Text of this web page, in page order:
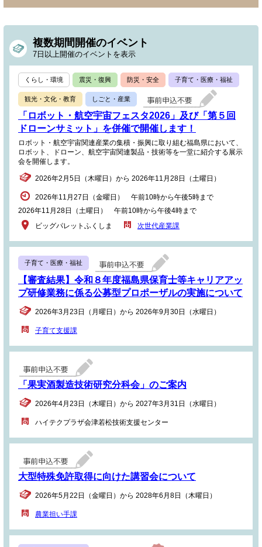
複数期間開催のイベント
7日以上開催のイベントを表示
くらし・環境 震災・復興 防災・安全 子育て・医療・福祉
観光・文化・教育 しごと・産業
「ロボット・航空宇宙フェスタ2026」及び「第５回
ドローンサミット」を併催で開催します！
ロボット・航空宇宙関連産業の集積・振興に取り組む福島県において、
ロボット、ドローン、航空宇宙関連製品・技術等を一堂に紹介する展示
会を開催します。
2026年2月5日（木曜日）から 2026年11月28日（土曜日）
2026年11月27日（金曜日） 午前10時から午後5時まで
2026年11月28日（土曜日） 午前10時から午後4時まで
ビッグパレットふくしま
次世代産業課
子育て・医療・福祉
【審査結果】令和８年度福島県保育士等キャリアアッ
プ研修業務に係る公募型プロポーザルの実施について
2026年3月23日（月曜日）から 2026年9月30日（水曜日）
子育て支援課
「果実酒製造技術研究分科会」のご案内
2026年4月23日（木曜日）から 2027年3月31日（水曜日）
ハイテクプラザ会津若松技術支援センター
大型特殊免許取得に向けた講習会について
2026年5月22日（金曜日）から 2028年6月8日（木曜日）
農業担い手課